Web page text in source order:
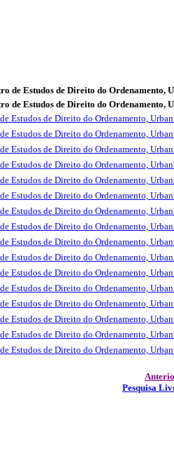
de Estudos de Direito do Ordenamento,
de Estudos de Direito do Ordenamento,
Estudos de Direito do Ordenamento,
Estudos de Direito do Ordenamento,
Estudos de Direito do Ordenamento,
Estudos de Direito do Ordenamento,
Estudos de Direito do Ordenamento,
Estudos de Direito do Ordenamento,
Estudos de Direito do Ordenamento,
Estudos de Direito do Ordenamento,
Estudos de Direito do Ordenamento,
Estudos de Direito do Ordenamento,
Estudos de Direito do Ordenamento,
Estudos de Direito do Ordenamento,
Estudos de Direito do Ordenamento,
Estudos de Direito do Ordenamento,
Estudos de Direito do Ordenamento,
Estudos de Direito do Ordenamento,
Pesquisa